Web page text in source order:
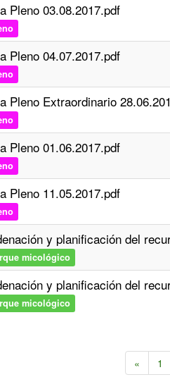
Pleno 03.08.2017.pdf
Pleno 04.07.2017.pdf
Pleno Extraordinario
Pleno 01.06.2017.pdf
Pleno 11.05.2017.pdf
y planificación del
micológico
y planificación del
micológico
« 1